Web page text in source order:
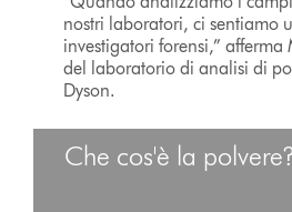
nostri laboratori, ci sentiamo
investigatori forensi,”
del laboratorio di analisi di
Dyson.
Che cos'è la